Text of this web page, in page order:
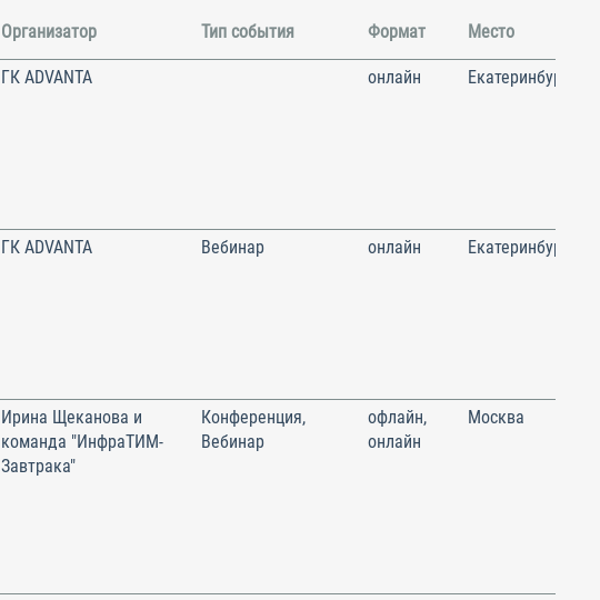
Организатор Тип события Формат Место
ГК ADVANTA онлайн Екатеринбург
ГК ADVANTA Вебинар онлайн Екатеринбург
Ирина Щеканова и
команда "ИнфраТИМ-
Завтрака"
Конференция,
Вебинар
офлайн,
онлайн
Москва